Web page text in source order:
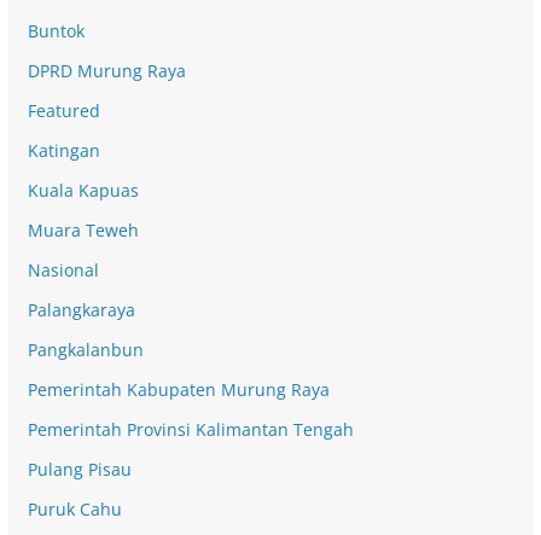
Buntok
DPRD Murung Raya
Featured
Katingan
Kuala Kapuas
Muara Teweh
Nasional
Palangkaraya
Pangkalanbun
Pemerintah Kabupaten Murung Raya
Pemerintah Provinsi Kalimantan Tengah
Pulang Pisau
Puruk Cahu